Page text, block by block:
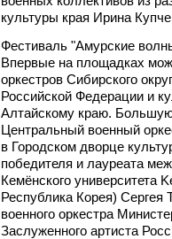
культуры края Ирина
Фестиваль "Амурские
Впервые на площадках
оркестров Сибирского
Российской Федерации и
Алтайскому краю.
Центральный военный
в Городском дворце
победителя и лауреата
Кемёнского университета
Республика Корея) Сергея
военного оркестра
Заслуженного артиста